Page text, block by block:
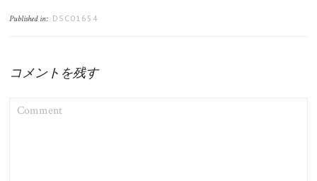
Published in: DSC01654
コメントを残す